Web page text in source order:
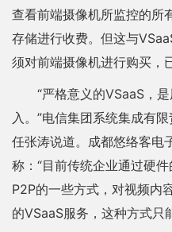
查看前端摄像机所监控的所
存储进行收费。但这与
须对前端摄像机进行购买，
“严格意义的VSaaS，
入。”电信集团系统集成有
任张涛说道。成都悠络客电
称：“目前传统企业通过硬
P2P的一些方式，对视频内
的VSaaS服务，这种方式只